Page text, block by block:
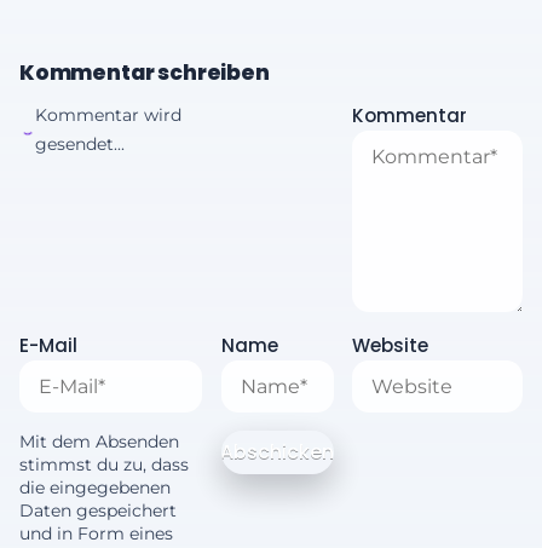
Kommentar schreiben
Kommentar wird
gesendet...
Kommentar
E-Mail Name Website
Mit dem Absenden
stimmst du zu, dass
die eingegebenen
Daten gespeichert
und in Form eines